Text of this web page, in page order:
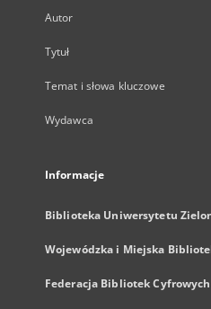
Autor
Tytuł
Temat i słowa kluczowe
Wydawca
Informacje
Biblioteka Uniwersytetu
Wojewódzka i Miejska
Federacja Bibliotek Cyfrowych